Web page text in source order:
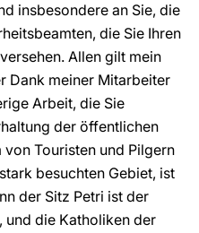
insbesondere an Sie, die
die Sie Ihren
Allen gilt mein
Dank meiner Mitarbeiter
Arbeit, die Sie
der öffentlichen
Touristen und Pilgern
besuchten Gebiet, ist
der Sitz Petri ist der
und die Katholiken der